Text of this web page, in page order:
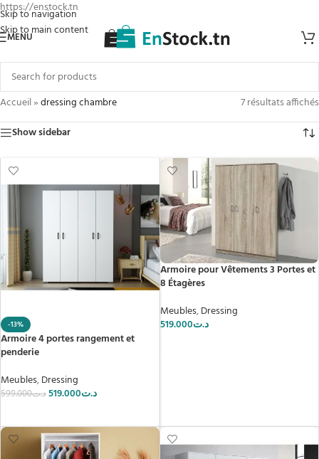
https://enstock.tn
Skip to navigation
Skip to main content
MENU
Accueil»dressing chambre
7 résultats affichés
Show sidebar
-13%
Armoire 4 portes rangement et
penderie
Meubles,Dressing
د.ت599.000 د.ت519.000
Armoire pour Vêtements 3 Portes et
8 Étagères
Meubles,Dressing
د.ت519.000